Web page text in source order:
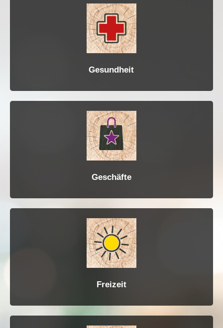
Gesundheit
Geschäfte
Freizeit